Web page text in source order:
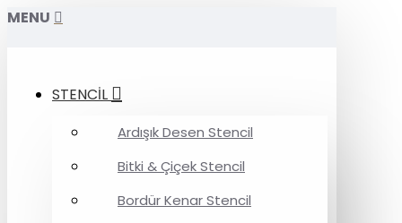
MENU
STENCİL
Ardışık Desen Stencil
Bitki & Çiçek Stencil
Bordür Kenar Stencil